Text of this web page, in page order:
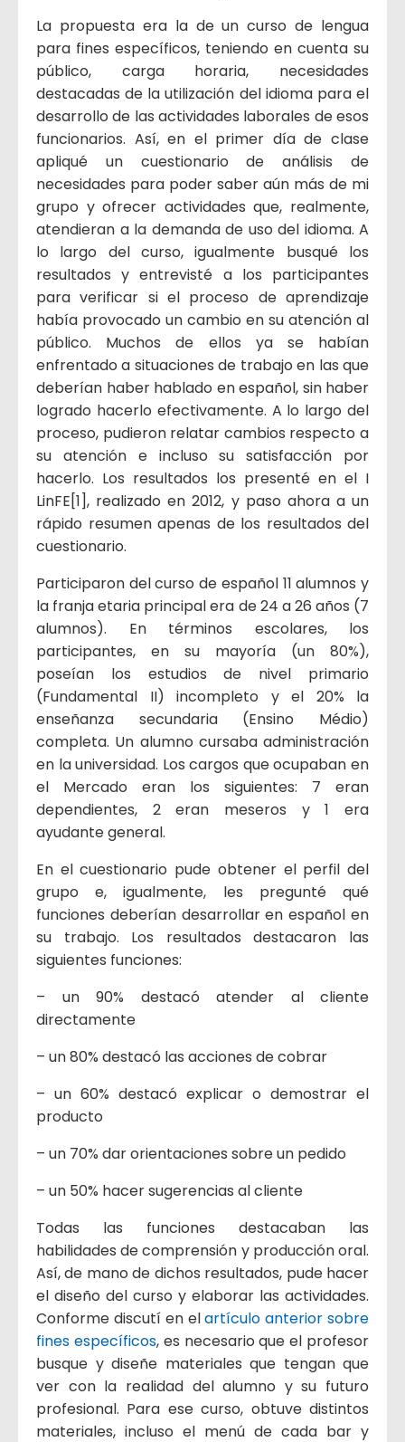
La propuesta era la de un curso de lengua
para fines específicos, teniendo en cuenta su
público, carga horaria, necesidades
destacadas de la utilización del idioma para el
desarrollo de las actividades laborales de esos
funcionarios. Así, en el primer día de clase
apliqué un cuestionario de análisis de
necesidades para poder saber aún más de mi
grupo y ofrecer actividades que, realmente,
atendieran a la demanda de uso del idioma. A
lo largo del curso, igualmente busqué los
resultados y entrevisté a los participantes
para verificar si el proceso de aprendizaje
había provocado un cambio en su atención al
público. Muchos de ellos ya se habían
enfrentado a situaciones de trabajo en las que
deberían haber hablado en español, sin haber
logrado hacerlo efectivamente. A lo largo del
proceso, pudieron relatar cambios respecto a
su atención e incluso su satisfacción por
hacerlo. Los resultados los presenté en el I
LinFE[1], realizado en 2012, y paso ahora a un
rápido resumen apenas de los resultados del
cuestionario.
Participaron del curso de español 11 alumnos y
la franja etaria principal era de 24 a 26 años (7
alumnos). En términos escolares, los
participantes, en su mayoría (un 80%),
poseían los estudios de nivel primario
(Fundamental II) incompleto y el 20% la
enseñanza secundaria (Ensino Médio)
completa. Un alumno cursaba administración
en la universidad. Los cargos que ocupaban en
el Mercado eran los siguientes: 7 eran
dependientes, 2 eran meseros y 1 era
ayudante general.
En el cuestionario pude obtener el perfil del
grupo e, igualmente, les pregunté qué
funciones deberían desarrollar en español en
su trabajo. Los resultados destacaron las
siguientes funciones:
– un 90% destacó atender al cliente
directamente
– un 80% destacó las acciones de cobrar
– un 60% destacó explicar o demostrar el
producto
– un 70% dar orientaciones sobre un pedido
– un 50% hacer sugerencias al cliente
Todas las funciones destacaban las
habilidades de comprensión y producción oral.
Así, de mano de dichos resultados, pude hacer
el diseño del curso y elaborar las actividades.
Conforme discutí en elartículo anterior sobre
fines específicos, es necesario que el profesor
busque y diseñe materiales que tengan que
ver con la realidad del alumno y su futuro
profesional. Para ese curso, obtuve distintos
materiales, incluso el menú de cada bar y